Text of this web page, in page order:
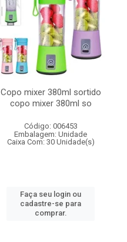
Copo mixer 380ml sortido
copo mixer 380ml so
Código: 006453
Embalagem: Unidade
Caixa Com: 30 Unidade(s)
Faça seu login ou
cadastre-se para
comprar.